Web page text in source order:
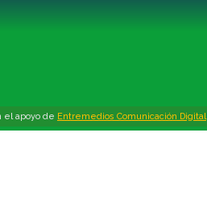
el apoyo de Entremedios Comunicación Digital